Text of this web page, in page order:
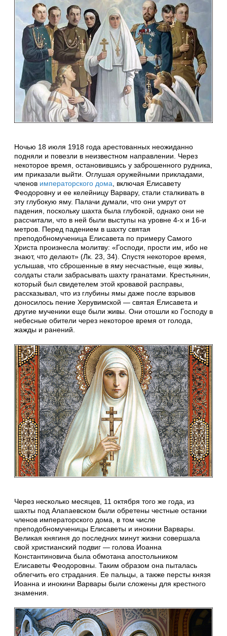
Ночью 18 июля 1918 года арестованных неожиданно
подняли и повезли в неизвестном направлении. Через
некоторое время, остановившись у заброшенного рудника,
им приказали выйти. Оглушая оружейными прикладами,
членов императорского дома , включая Елисавету
Феодоровну и ее келейницу Варвару, стали сталкивать в
эту глубокую яму. Палачи думали, что они умрут от
падения, поскольку шахта была глубокой, однако они не
рассчитали, что в ней были выступы на уровне 4-х и 16-и
метров. Перед падением в шахту святая
преподобномученица Елисавета по примеру Самого
Христа произнесла молитву: «Господи, прости им, ибо не
знают, что делают» (Лк. 23, 34). Спустя некоторое время,
услышав, что сброшенные в яму несчастные, еще живы,
солдаты стали забрасывать шахту гранатами. Крестьянин,
который был свидетелем этой кровавой расправы,
рассказывал, что из глубины ямы даже после взрывов
доносилось пение Херувимской — святая Елисавета и
другие мученики еще были живы. Они отошли ко Господу в
небесные обители через некоторое время от голода,
жажды и ранений.
Через несколько месяцев, 11 октября того же года, из
шахты под Алапаевском были обретены честные останки
членов императорского дома, в том числе
преподобномученицы Елисаветы и инокини Варвары.
Великая княгиня до последних минут жизни совершала
свой христианский подвиг — голова Иоанна
Константиновича была обмотана апостольником
Елисаветы Феодоровны. Таким образом она пыталась
облегчить его страдания. Ее пальцы, а также персты князя
Иоанна и инокини Варвары были сложены для крестного
знамения.